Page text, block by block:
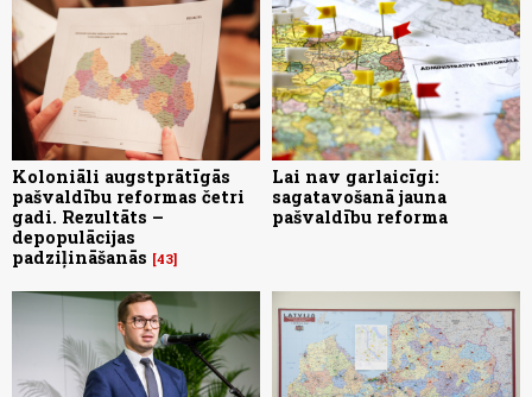
Koloniāli augstprātīgās
pašvaldību reformas četri
gadi. Rezultāts –
depopulācijas
padziļināšanās 43
Lai nav garlaicīgi:
sagatavošanā jauna
pašvaldību reforma